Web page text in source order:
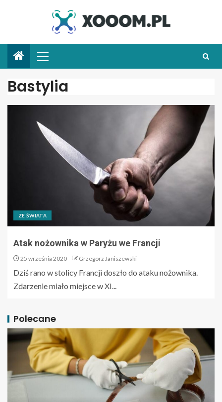
Bastylia
ZE ŚWIATA
Atak nożownika w Paryżu we Francji
25 września 2020 Grzegorz Janiszewski
Dziś rano w stolicy Francji doszło do ataku nożownika.
Zdarzenie miało miejsce w XI...
Polecane